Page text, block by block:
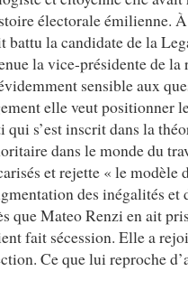
électorale émilienne.
battu la candidate de la
la vice-présidente de
sensible aux
elle veut positionner
qui s’est inscrit dans la
dans le monde du
et rejette « le
des inégalités
que Mateo Renzi en ait
fait sécession. Elle a
Ce que lui reproche